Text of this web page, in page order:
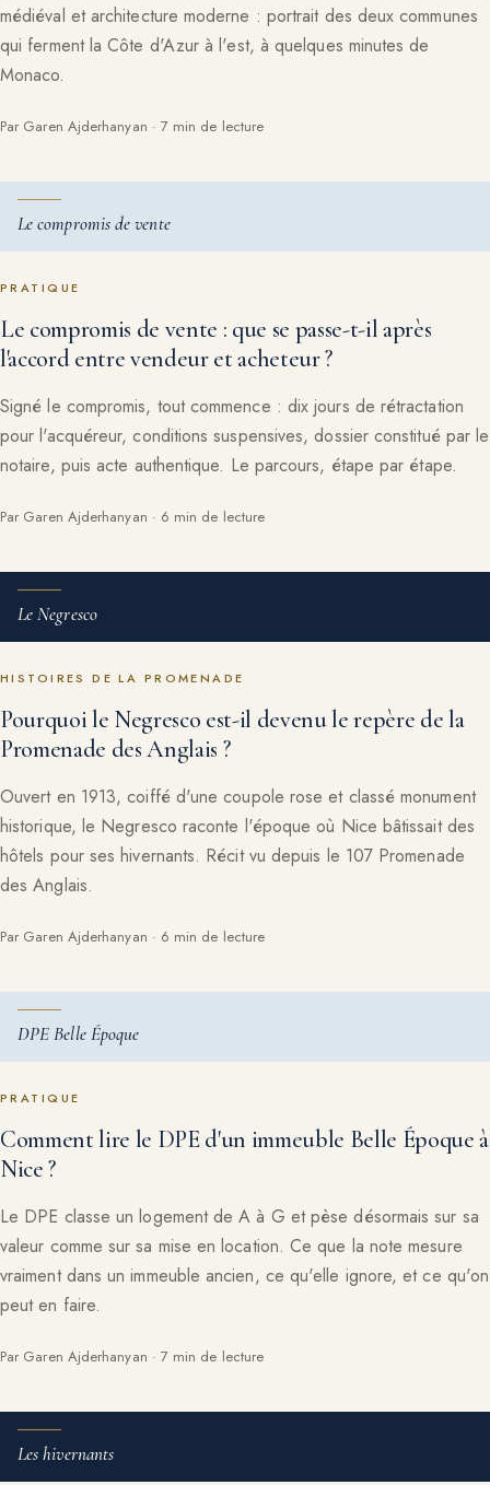
médiéval et architecture moderne : portrait des deux communes
qui ferment la Côte d'Azur à l'est, à quelques minutes de
Monaco.
Par Garen Ajderhanyan · 7 min de lecture
Le compromis de vente
PRATIQUE
Le compromis de vente : que se passe-t-il après
l'accord entre vendeur et acheteur ?
Signé le compromis, tout commence : dix jours de rétractation
pour l'acquéreur, conditions suspensives, dossier constitué par le
notaire, puis acte authentique. Le parcours, étape par étape.
Par Garen Ajderhanyan · 6 min de lecture
Le Negresco
HISTOIRES DE LA PROMENADE
Pourquoi le Negresco est-il devenu le repère de la
Promenade des Anglais ?
Ouvert en 1913, coiffé d'une coupole rose et classé monument
historique, le Negresco raconte l'époque où Nice bâtissait des
hôtels pour ses hivernants. Récit vu depuis le 107 Promenade
des Anglais.
Par Garen Ajderhanyan · 6 min de lecture
DPE Belle Époque
PRATIQUE
Comment lire le DPE d'un immeuble Belle Époque à
Nice ?
Le DPE classe un logement de A à G et pèse désormais sur sa
valeur comme sur sa mise en location. Ce que la note mesure
vraiment dans un immeuble ancien, ce qu'elle ignore, et ce qu'on
peut en faire.
Par Garen Ajderhanyan · 7 min de lecture
Les hivernants